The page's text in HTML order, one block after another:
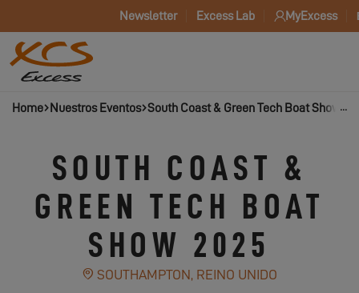
Newsletter Excess Lab MyExcess
Home Nuestros Eventos South Coast & Green Tech Boat Show
SOUTH COAST &
GREEN TECH BOAT
SHOW 2025
SOUTHAMPTON, REINO UNIDO